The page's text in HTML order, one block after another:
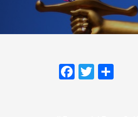
Facebook
Twitter